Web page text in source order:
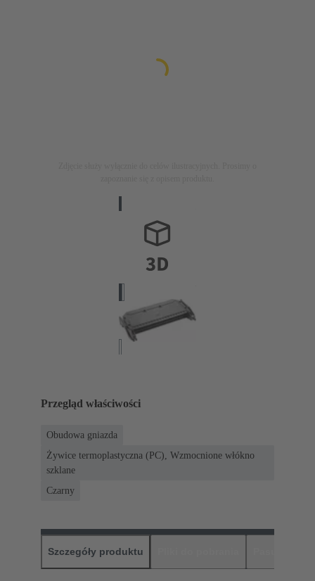
Przegląd właściwości
Obudowa gniazda
Żywice termoplastyczna (PC), Wzmocnione włókno
szklane
Czarny
Szczegóły produktu